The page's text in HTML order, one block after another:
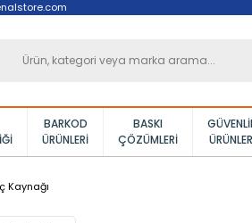
BARKOD
ÜRÜNLERI
BASKI
ÇÖZÜMLERI
Kaynağı